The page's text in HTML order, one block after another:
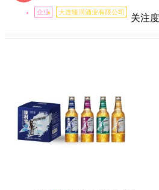
企业 大连臻润酒业有限公司
关注